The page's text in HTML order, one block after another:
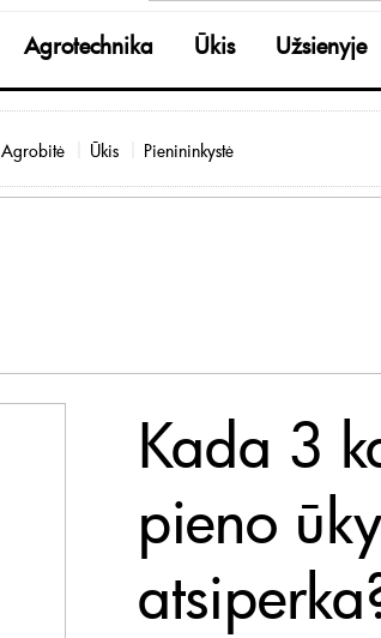
Agrotechnika Ūkis Užsienyje
Agrobitė Ūkis Pienininkystė
Kada 3
pieno